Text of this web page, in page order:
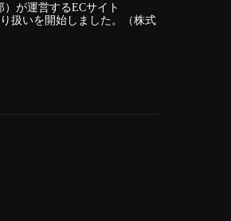
が運営するECサイト
扱いを開始しました。（株式